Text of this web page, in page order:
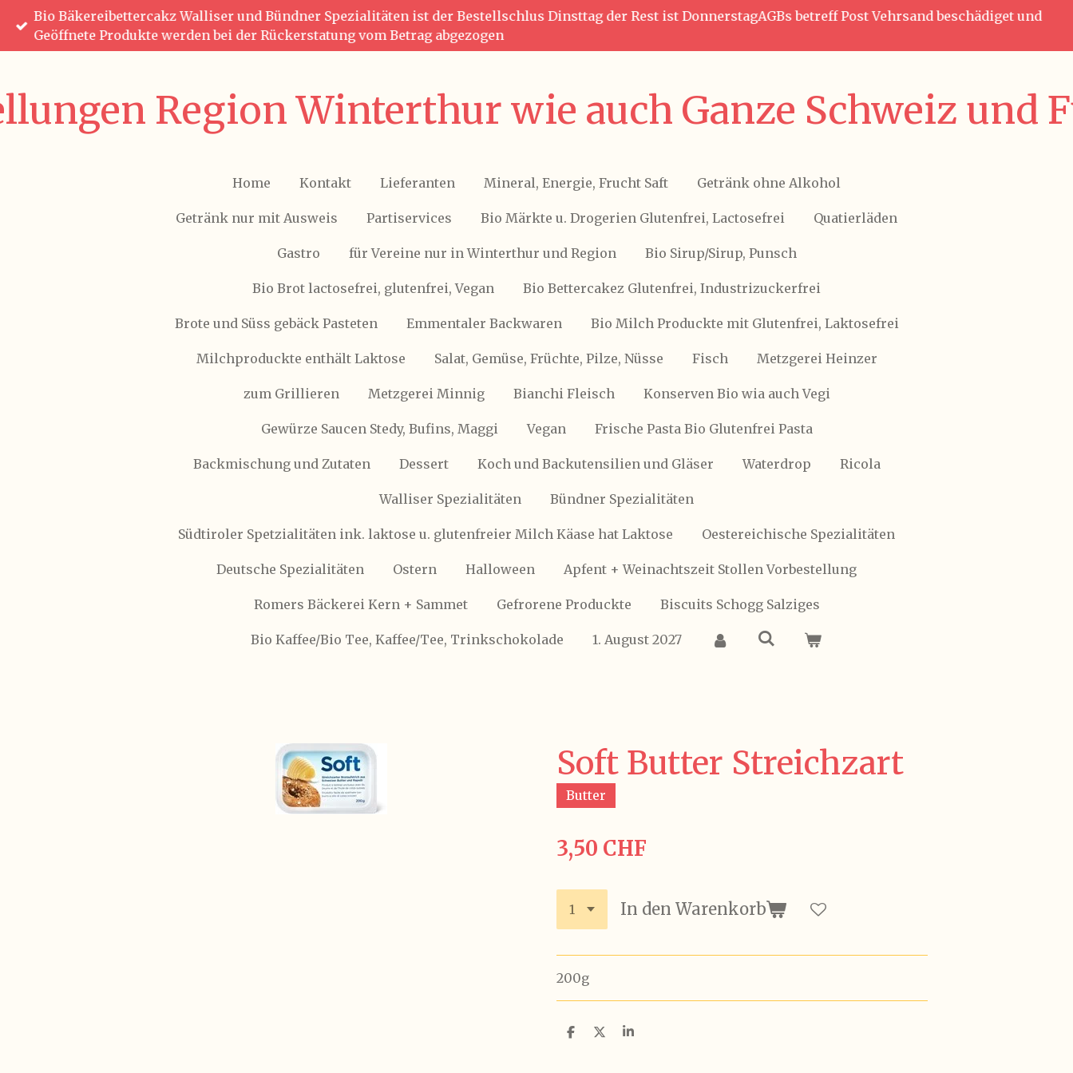
Zum
Hauptinhalt
springen
Bio Bäkereibettercakz Walliser und Bündner Spezialitäten ist der Bestellschlus Dinsttag der Rest ist DonnerstagAGBs betreff Post Vehrsand beschädiget und
Geöffnete Produkte werden bei der Rückerstatung vom Betrag abgezogen
Region Winterthur wie auch Ganze Schweiz
Home Kontakt Lieferanten Mineral, Energie, Frucht Saft Getränk ohne Alkohol
Getränk nur mit Ausweis Partiservices Bio Märkte u. Drogerien Glutenfrei, Lactosefrei Quatierläden
Gastro für Vereine nur in Winterthur und Region Bio Sirup/Sirup, Punsch
Bio Brot lactosefrei, glutenfrei, Vegan Bio Bettercakez Glutenfrei, Industrizuckerfrei
Brote und Süss gebäck Pasteten Emmentaler Backwaren Bio Milch Produckte mit Glutenfrei, Laktosefrei
Milchproduckte enthält Laktose Salat, Gemüse, Früchte, Pilze, Nüsse Fisch Metzgerei Heinzer
zum Grillieren Metzgerei Minnig Bianchi Fleisch Konserven Bio wia auch Vegi
Gewürze Saucen Stedy, Bufins, Maggi Vegan Frische Pasta Bio Glutenfrei Pasta
Backmischung und Zutaten Dessert Koch und Backutensilien und Gläser Waterdrop Ricola
Walliser Spezialitäten Bündner Spezialitäten
Südtiroler Spetzialitäten ink. laktose u. glutenfreier Milch Käase hat Laktose Oestereichische Spezialitäten
Deutsche Spezialitäten Ostern Halloween Apfent + Weinachtszeit Stollen Vorbestellung
Romers Bäckerei Kern + Sammet Gefrorene Produckte Biscuits Schogg Salziges
Bio Kaffee/Bio Tee, Kaffee/Tee, Trinkschokolade 1. August 2027
Soft Butter Streichzart
Butter
3,50 CHF
In den Warenkorb
200g
T
T
T